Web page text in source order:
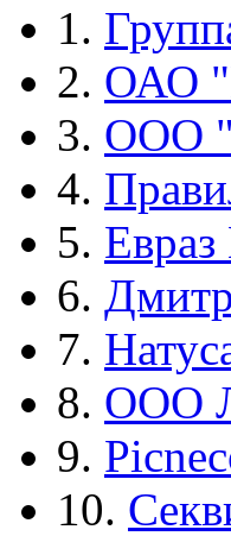
1.
2. ОАО
3. ООО
4.
5.
6.
7.
8. ООО
9.
10.